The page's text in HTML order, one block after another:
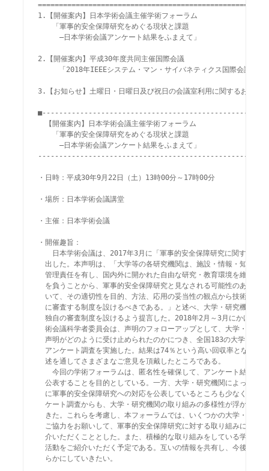
1.【開催案内】日本学術会議主催学術フォーラム
「軍事的安全保障研究をめぐる現状と課題
―日本学術会議アンケート結果をふまえて」
2.【開催案内】平成30年度共同主催国際会議
     「2018年IEEEシステム・マン・サイバネティクス国際会議」
3.【お知らせ】土曜日・日曜日及び祝日の会議室利用に関するお知らせ
【開催案内】日本学術会議主催学術フォーラム
「軍事的安全保障研究をめぐる現状と課題
―日本学術会議アンケート結果をふまえて」
・日時：平成30年9月22日（土）13時00分～17時00分
・場所：日本学術会議講堂
・主催：日本学術会議
・開催趣旨：
日本学術会議は、2017年3月に「軍事的安全保障研究に関する声明
出した。本声明は、「大学等の各研究機関は、施設・情報・知的財
管理責任を有し、国内外に開かれた自由な研究・教育環境を維持す
を負うことから、軍事的安全保障研究と見なされる可能性のある研
いて、その適切性を目的、方法、応用の妥当性の観点から技術的・
に審査する制度を設けるべきである。」と述べ、大学・研究機関に
独自の審査制度を設けるよう提言した。2018年2月～3月にかけて、
術会議科学者委員会は、声明のフォローアップとして、大学・研究
声明がどのように受け止められたのかにつき、全国183の大学・研究
アンケート調査を実施した。結果は74％という高い回収率となり、
述を通してさまざまなご意見を頂戴したところである。
今回の学術フォーラムは、匿名性を確保して、アンケート結果を
公表することを目的としている。一方、大学・研究機関によっては
に軍事的安全保障研究への対応を公表しているところも少なくない
ケート調査からも、大学・研究機関の取り組みの多様性が浮かび上
きた。これらを考慮し、本フォーラムでは、いくつかの大学・研究
ご協力をお願いして、軍事的安全保障研究に対する取り組みについ
介いただくこととした。また、積極的な取り組みをしている学協会
活動をご紹介いただく予定である。互いの情報を共有し、今後の課
らかにしていきたい。